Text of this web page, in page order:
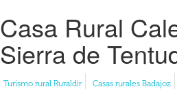
Casa Rural
Sierra de
Turismo rural Ruraldir Casas rurales Badajoz